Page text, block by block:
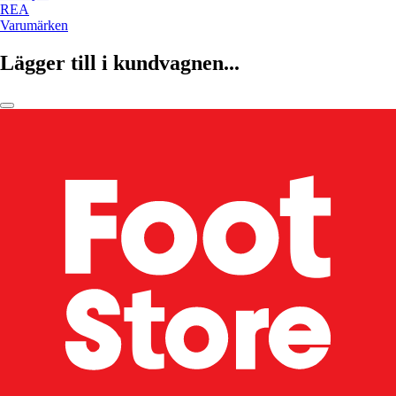
REA
Varumärken
Lägger till i kundvagnen...